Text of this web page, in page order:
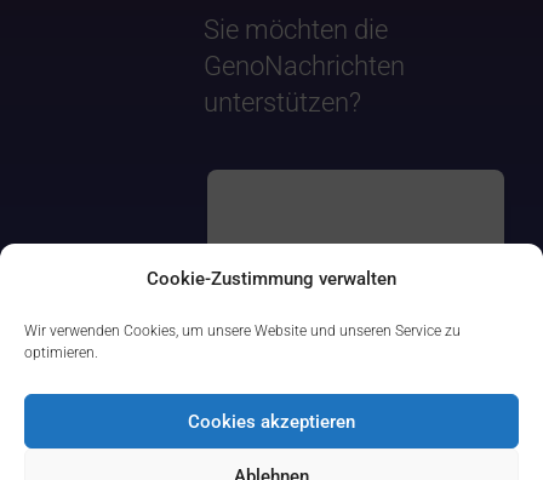
Cookie-Zustimmung verwalten
Wir verwenden Cookies, um unsere Website und unseren Service zu
optimieren.
Cookies akzeptieren
Sie möchten die
GenoNachrichten
unterstützen?